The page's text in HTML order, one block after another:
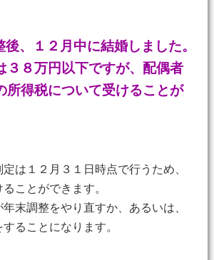
後、１２月中に結婚しました。
３８万円以下ですが、配偶者
所得税について受けることが
は１２月３１日時点で行うため、
ことができます。
末調整をやり直すか、あるいは、
ることになります。